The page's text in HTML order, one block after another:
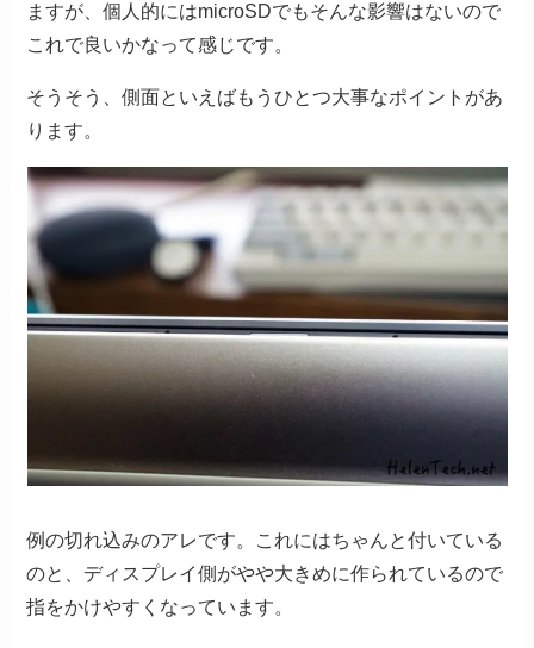
ますが、個人的にはmicroSDでもそんな影響はないので
これで良いかなって感じです。
そうそう、側面といえばもうひとつ大事なポイントがあ
ります。
例の切れ込みのアレです。これにはちゃんと付いている
のと、ディスプレイ側がやや大きめに作られているので
指をかけやすくなっています。